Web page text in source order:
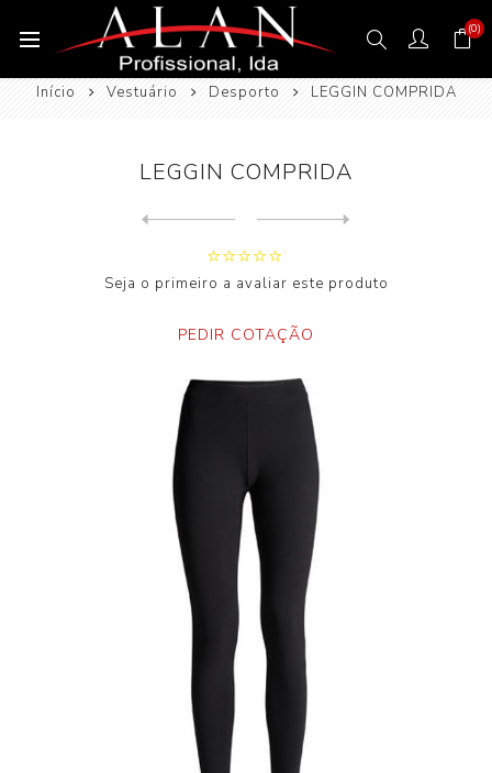
(0)
Início Vestuário Desporto LEGGIN COMPRIDA
LEGGIN COMPRIDA
Seja o primeiro a avaliar este produto
PEDIR COTAÇÃO